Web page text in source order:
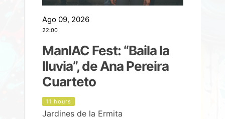
Ago 09, 2026
22:00
ManIAC Fest: “Baila la
lluvia”, de Ana Pereira
Cuarteto
11 hours
Jardines de la Ermita